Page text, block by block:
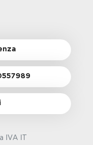
IVA IT